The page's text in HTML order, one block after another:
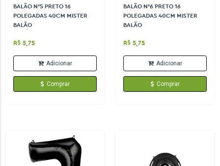
BALÃO N°5 PRETO 16
POLEGADAS 40CM MISTER
BALÃO
R$ 5,75
Adicionar
Comprar
BALÃO N°6 PRETO 16
POLEGADAS 40CM MISTER
BALÃO
R$ 5,75
Adicionar
Comprar